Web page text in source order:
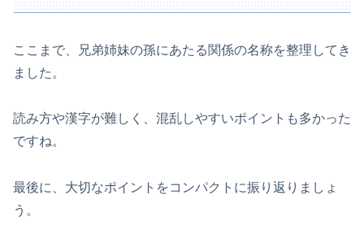
ここまで、兄弟姉妹の孫にあたる関係の名称を整理してき
ました。
読み方や漢字が難しく、混乱しやすいポイントも多かった
ですね。
最後に、大切なポイントをコンパクトに振り返りましょ
う。